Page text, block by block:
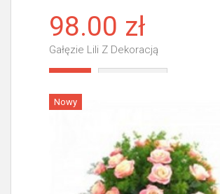
98.00 zł
Gałęzie Lili Z Dekoracją
Nowy